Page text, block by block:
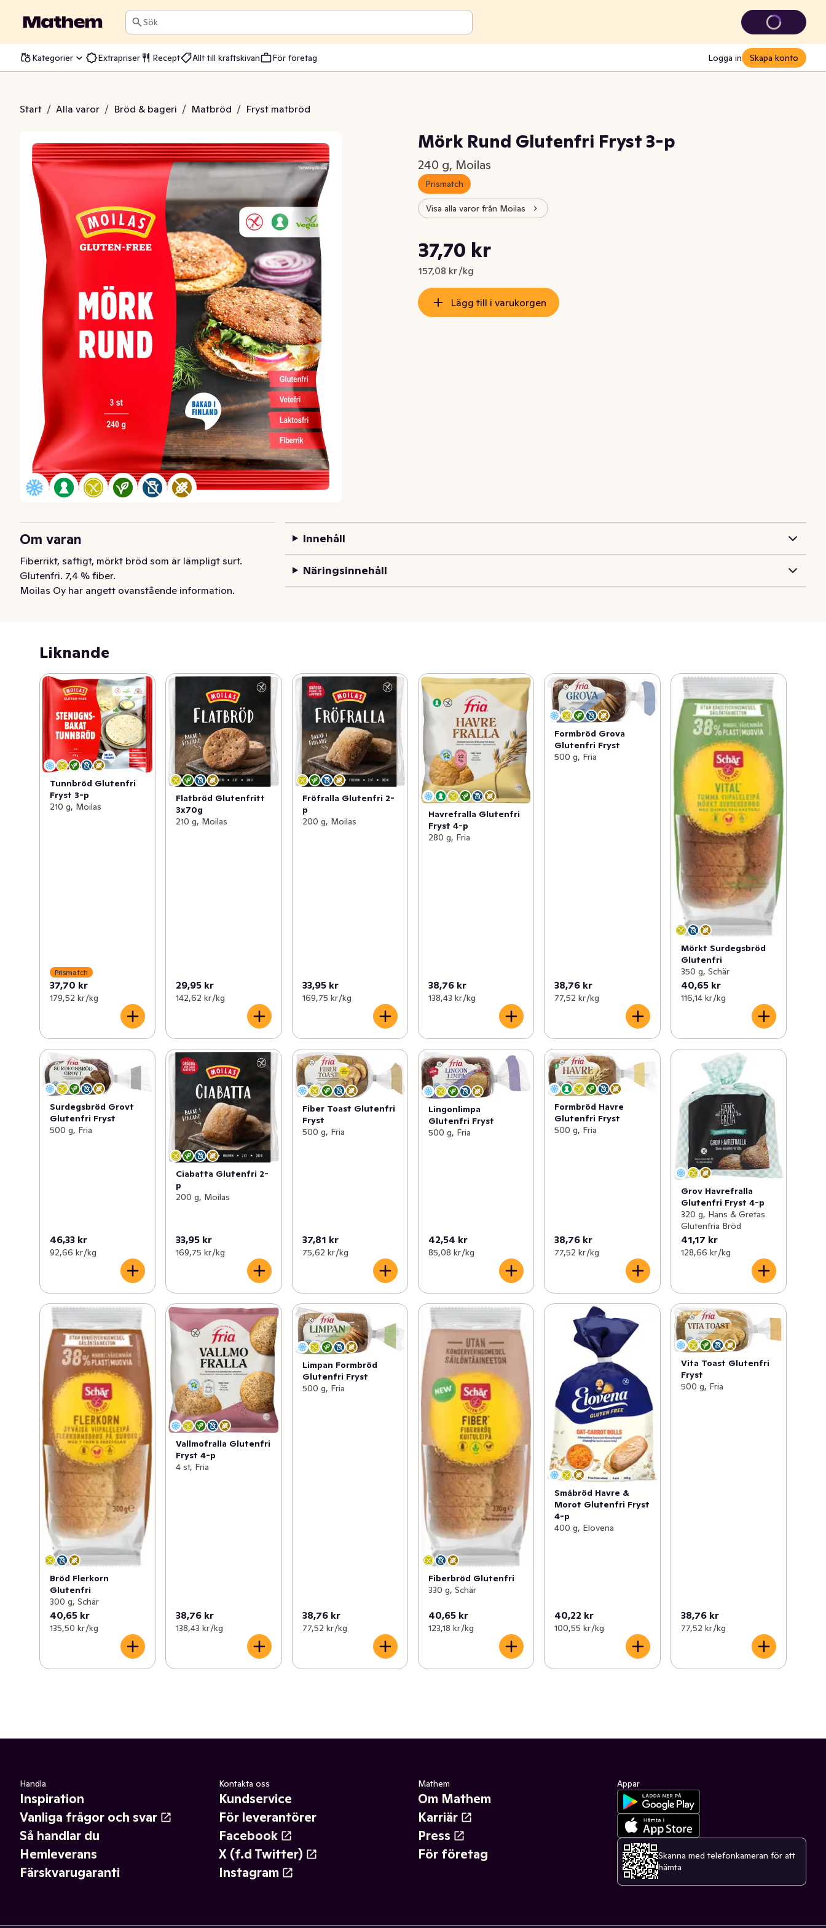
Sök
Kategorier Extrapriser Recept Allt till kräftskivan För företag Logga in Skapa konto
Start / Alla varor / Bröd & bageri / Matbröd / Fryst matbröd
Glutenfri Fryst 3-p
Mörk Rund Glutenfri Fryst 3-p
240 g, Moilas
Prismatch
Visa alla varor från Moilas
Nuvarande pris är: 37,70 kr
37,70 kr
157,08 kr /kg
Styckpris: 157,08 kr /kg
Lägg till i varukorgen
Om varan
Fiberrikt, saftigt, mörkt bröd som är lämpligt surt.
Glutenfri. 7,4 % fiber.
Moilas Oy har angett ovanstående information.
Innehåll
Näringsinnehåll
Liknande
Tunnbröd Glutenfri
Fryst 3-p
210 g, Moilas
Prismatch
37,70 kr
179,52 kr /kg
Flatbröd Glutenfritt
3x70g
210 g, Moilas
29,95 kr
142,62 kr /kg
Fröfralla Glutenfri 2-
p
200 g, Moilas
33,95 kr
169,75 kr /kg
Havrefralla Glutenfri
Fryst 4-p
280 g, Fria
38,76 kr
138,43 kr /kg
Formbröd Grova
Glutenfri Fryst
500 g, Fria
38,76 kr
77,52 kr /kg
Mörkt Surdegsbröd
Glutenfri
350 g, Schär
40,65 kr
116,14 kr /kg
Surdegsbröd Grovt
Glutenfri Fryst
500 g, Fria
46,33 kr
92,66 kr /kg
Ciabatta Glutenfri 2-
p
200 g, Moilas
33,95 kr
169,75 kr /kg
Fiber Toast Glutenfri
Fryst
500 g, Fria
37,81 kr
75,62 kr /kg
Lingonlimpa
Glutenfri Fryst
500 g, Fria
42,54 kr
85,08 kr /kg
Formbröd Havre
Glutenfri Fryst
500 g, Fria
38,76 kr
77,52 kr /kg
Grov Havrefralla
Glutenfri Fryst 4-p
320 g, Hans & Gretas
Glutenfria Bröd
41,17 kr
128,66 kr /kg
Bröd Flerkorn
Glutenfri
300 g, Schär
40,65 kr
135,50 kr /kg
Vallmofralla Glutenfri
Fryst 4-p
4 st, Fria
38,76 kr
138,43 kr /kg
Limpan Formbröd
Glutenfri Fryst
500 g, Fria
38,76 kr
77,52 kr /kg
Fiberbröd Glutenfri
330 g, Schär
40,65 kr
123,18 kr /kg
Småbröd Havre &
Morot Glutenfri Fryst
4-p
400 g, Elovena
40,22 kr
100,55 kr /kg
Vita Toast Glutenfri
Fryst
500 g, Fria
38,76 kr
77,52 kr /kg
Handla
Inspiration
Vanliga frågor och svar
Så handlar du
Hemleverans
Färskvarugaranti
Kontakta oss
Kundservice
För leverantörer
Facebook
X (f.d Twitter)
Instagram
Mathem
Om Mathem
Karriär
Press
För företag
Appar
Skanna med telefonkameran för att
hämta